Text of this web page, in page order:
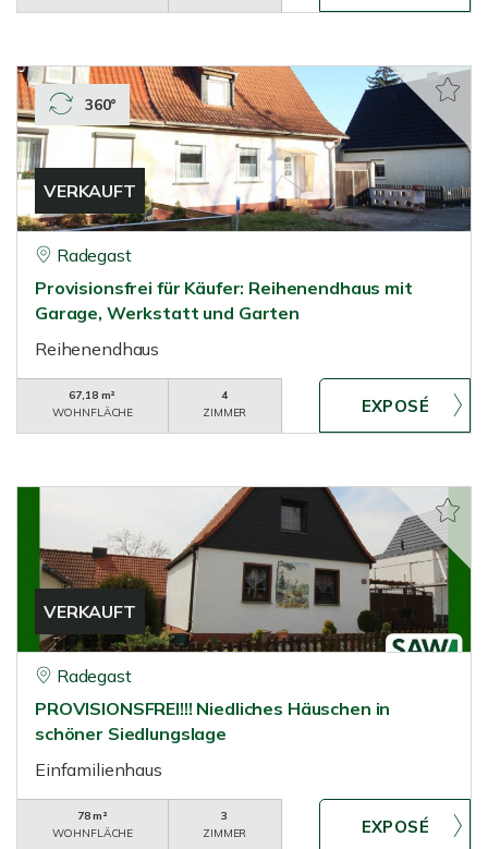
VERKAUFT
360°
Radegast
Provisionsfrei für Käufer: Reihenendhaus mit
Garage, Werkstatt und Garten
Reihenendhaus
67,18 m²
WOHNFLÄCHE
4
ZIMMER
VERKAUFT
Radegast
PROVISIONSFREI!!! Niedliches Häuschen in
schöner Siedlungslage
Einfamilienhaus
78 m²
WOHNFLÄCHE
3
ZIMMER